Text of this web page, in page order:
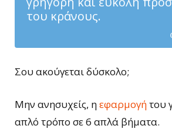
του κράνους.
Σου ακούγεται δύσκολο;
Μην ανησυχείς, ηεφαρμογήτου
απλό τρόπο σε 6 απλά βήματα.